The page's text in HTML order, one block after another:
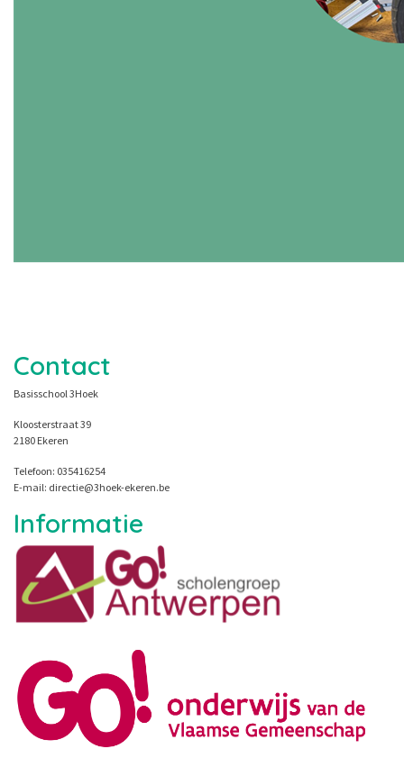
Contact
Basisschool 3Hoek
Kloosterstraat 39
2180 Ekeren
Telefoon: 035416254
E-mail: directie@3hoek-ekeren.be
Informatie